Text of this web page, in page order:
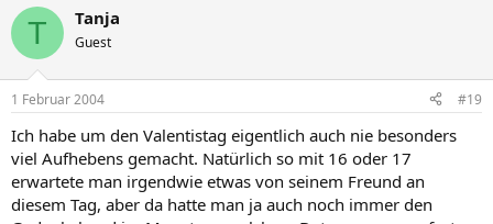
T Tanja
Guest
1 Februar 2004 #19
Ich habe um den Valentistag eigentlich auch nie besonders
viel Aufhebens gemacht. Natürlich so mit 16 oder 17
erwartete man irgendwie etwas von seinem Freund an
diesem Tag, aber da hatte man ja auch noch immer den